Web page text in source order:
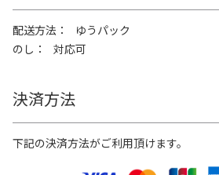
配送方法
ゆうパック
のし
対応可
決済方法
下記の決済方法がご利用頂けます。